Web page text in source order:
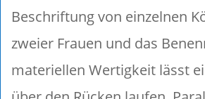
Beschriftung von einzelnen
zweier Frauen und das
materiellen Wertigkeit lässt